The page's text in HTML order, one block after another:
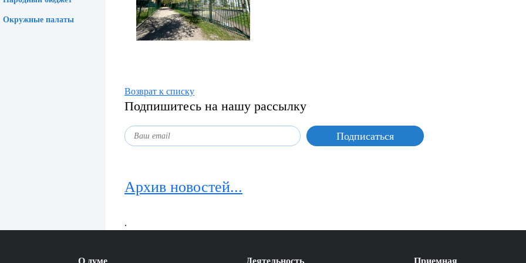
Окружные палаты
Возврат к списку
Подпишитесь на нашу рассылку
Архив новостей...
.